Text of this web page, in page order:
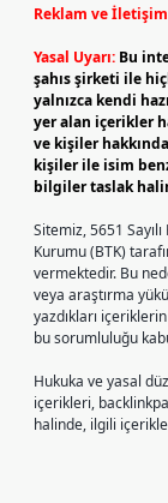
Reklam ve
Yasal Uyarı: Bu
şahıs şirketi ile
yalnızca kendi
yer alan içerikler
ve kişiler
kişiler ile isim
bilgiler taslak
Sitemiz, 5651
Kurumu (BTK)
vermektedir. Bu
veya araştırma
yazdıkları
bu sorumluluğu
Hukuka ve yasal
içerikleri,
halinde, ilgili